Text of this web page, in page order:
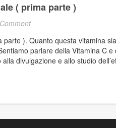
( prima parte )
). Quanto questa vitamina
parlare della Vitamina C
divulgazione e allo studio